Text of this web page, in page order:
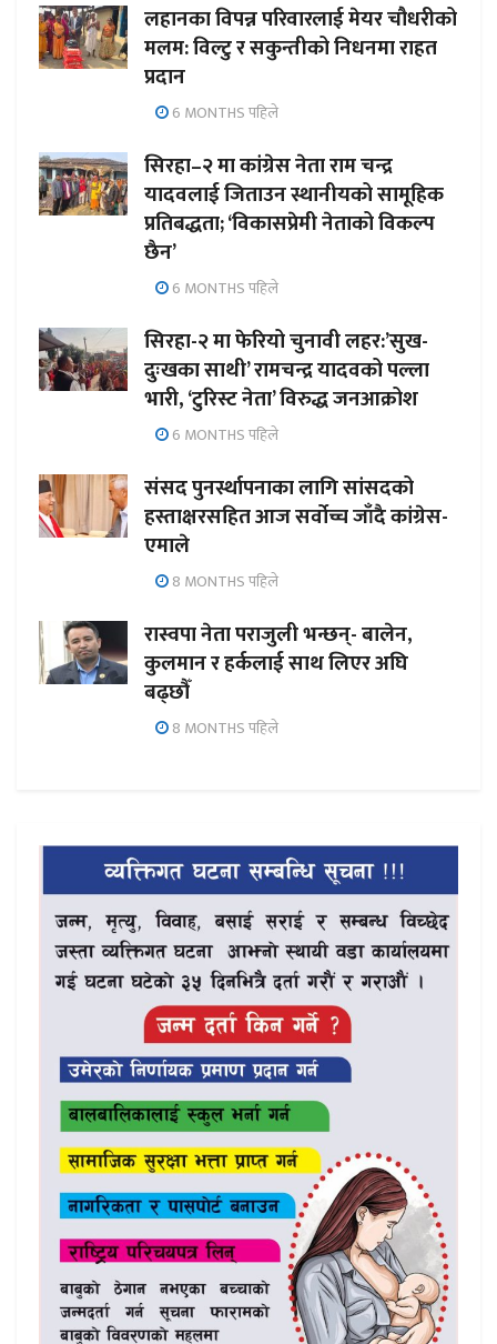
लहानका विपन्न परिवारलाई मेयर चौधरीको
मलम: विल्टु र सकुन्तीको निधनमा राहत
प्रदान
6 MONTHS पहिले
सिरहा–२ मा कांग्रेस नेता राम चन्द्र
यादवलाई जिताउन स्थानीयको सामूहिक
प्रतिबद्धता; ‘विकासप्रेमी नेताको विकल्प
छैन’
6 MONTHS पहिले
सिरहा-२ मा फेरियो चुनावी लहर:’सुख-
दुःखका साथी’ रामचन्द्र यादवको पल्ला
भारी, ‘टुरिस्ट नेता’ विरुद्ध जनआक्रोश
6 MONTHS पहिले
संसद पुनर्स्थापनाका लागि सांसदको
हस्ताक्षरसहित आज सर्वोच्च जाँदै कांग्रेस-
एमाले
8 MONTHS पहिले
रास्वपा नेता पराजुली भन्छन्- बालेन,
कुलमान र हर्कलाई साथ लिएर अघि
बढ्छौँ
8 MONTHS पहिले